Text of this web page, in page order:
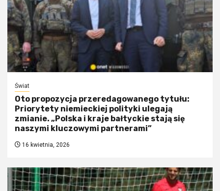
Świat
Oto propozycja przeredagowanego tytułu:
Priorytety niemieckiej polityki ulegają
zmianie. „Polska i kraje bałtyckie stają się
naszymi kluczowymi partnerami”
16 kwietnia, 2026